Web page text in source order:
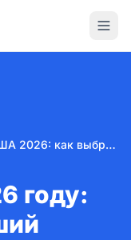
eSIM США 2026: как выбрать лучший тариф?
году: